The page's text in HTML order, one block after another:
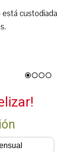
está custodiada